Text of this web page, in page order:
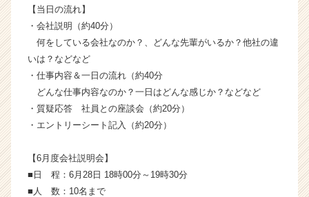
サ
チ
ア
キ
ャ
【当日の流れ】
・会社説明（約40分）
何をしている会社なのか？、どんな先輩がいるか？他社の違
いは？などなど
・仕事内容＆一日の流れ（約40分
どんな仕事内容なのか？一日はどんな感じか？などなど
・質疑応答 社員との座談会（約20分）
・エントリーシート記入（約20分）
【6月度会社説明会】
■日 程：6月28日 18時00分～19時30分
■人 数：10名まで